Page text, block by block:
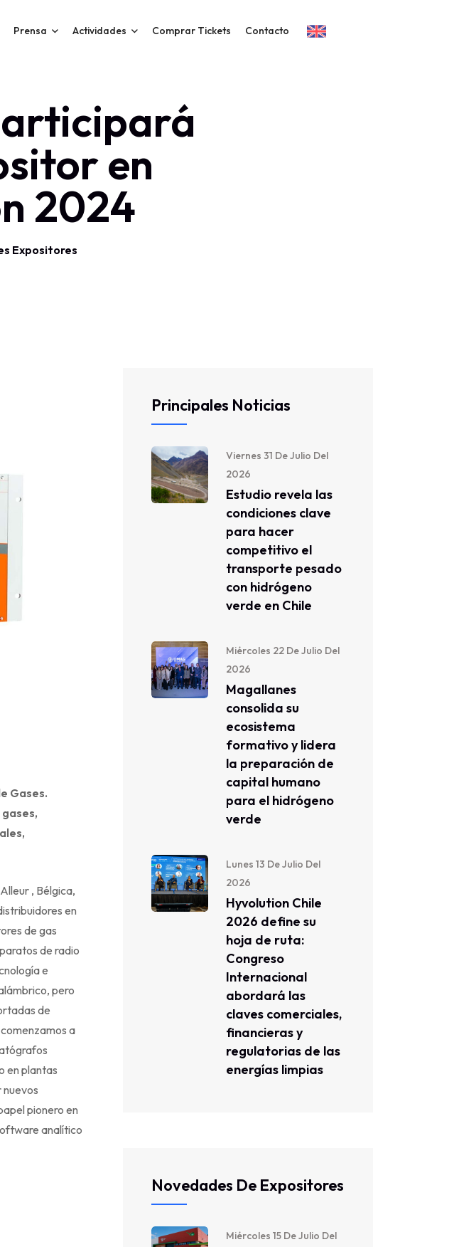
Prensa Actividades Comprar Tickets Contacto
en
2024
Expositores
Gases.
, Bélgica,
en
de gas
de radio
e
pero
de
a
en plantas
pionero en
analítico
Principales Noticias
Viernes 31 De Julio Del
2026
Estudio revela las
condiciones clave
para hacer
competitivo el
transporte pesado
con hidrógeno
verde en Chile
Miércoles 22 De Julio Del
2026
Magallanes
consolida su
ecosistema
formativo y lidera
la preparación de
capital humano
para el hidrógeno
verde
Lunes 13 De Julio Del
2026
Hyvolution Chile
2026 define su
hoja de ruta:
Congreso
Internacional
abordará las
claves comerciales,
financieras y
regulatorias de las
energías limpias
Novedades De Expositores
Miércoles 15 De Julio Del